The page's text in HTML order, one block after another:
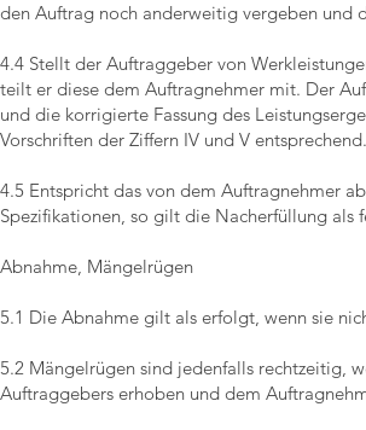
den Auftrag noch anderweitig vergeben und
4.4 Stellt der Auftraggeber von
teilt er diese dem Auftragnehmer mit. Der
und die korrigierte Fassung des
Vorschriften der Ziffern IV und V entsprechend.
4.5 Entspricht das von dem Auftragnehmer
Spezifikationen, so gilt die Nacherfüllung als
Abnahme, Mängelrügen
5.1 Die Abnahme gilt als erfolgt, wenn sie
5.2 Mängelrügen sind jedenfalls rechtzeitig,
Auftraggebers erhoben und dem